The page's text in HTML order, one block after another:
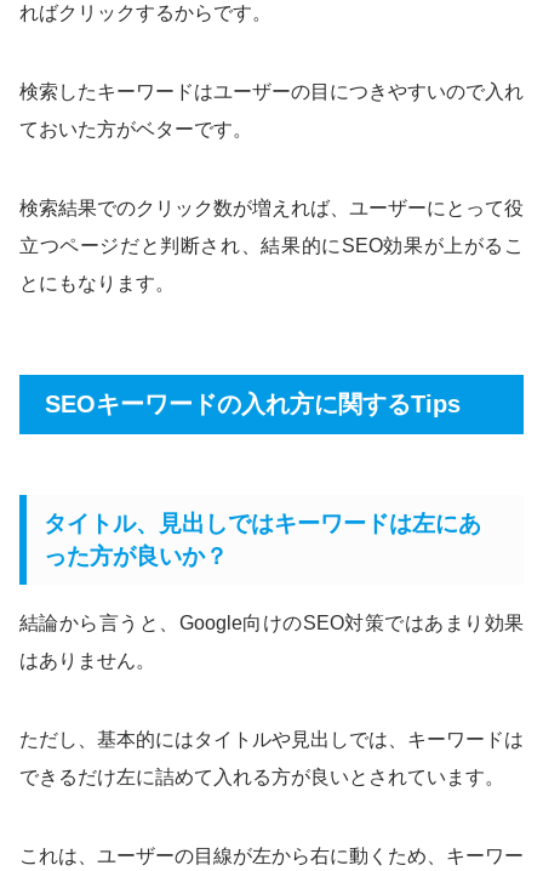
ればクリックするからです。
検索したキーワードはユーザーの目につきやすいので入れ
ておいた方がベターです。
検索結果でのクリック数が増えれば、ユーザーにとって役
立つページだと判断され、結果的にSEO効果が上がるこ
とにもなります。
SEOキーワードの入れ方に関するTips
タイトル、見出しではキーワードは左にあ
った方が良いか？
結論から言うと、Google向けのSEO対策ではあまり効果
はありません。
ただし、基本的にはタイトルや見出しでは、キーワードは
できるだけ左に詰めて入れる方が良いとされています。
これは、ユーザーの目線が左から右に動くため、キーワー